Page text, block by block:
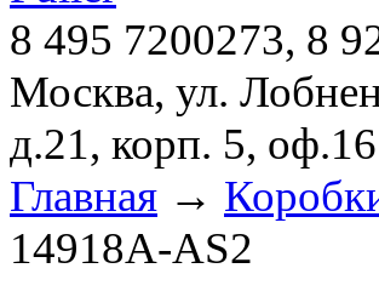
8 495 7200273, 8
Москва, ул.
д.21, корп. 5, оф.16
Главная →
14918A-AS2